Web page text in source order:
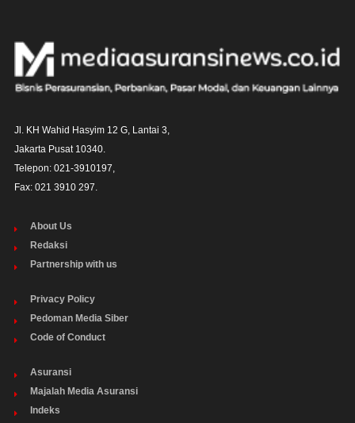
Jl. KH Wahid Hasyim 12 G, Lantai 3,
Jakarta Pusat 10340.
Telepon: 021-3910197,
Fax: 021 3910 297.
About Us
Redaksi
Partnership with us
Privacy Policy
Pedoman Media Siber
Code of Conduct
Asuransi
Majalah Media Asuransi
Indeks